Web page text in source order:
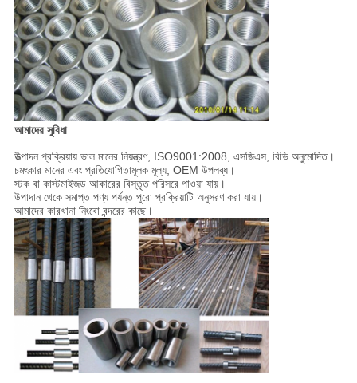
আমাদের সুবিধা
উত্পাদন প্রক্রিয়ায় ভাল মানের নিয়ন্ত্রণ, ISO9001:2008, এসজিএস, বিভি অনুমোদিত।
চমৎকার মানের এবং প্রতিযোগিতামূলক মূল্য, OEM উপলব্ধ।
স্টক বা কাস্টমাইজড আকারের বিস্তৃত পরিসরে পাওয়া যায়।
উপাদান থেকে সমাপ্ত পণ্য পর্যন্ত পুরো প্রক্রিয়াটি অনুসরণ করা যায়।
আমাদের কারখানা নিংবো বন্দরের কাছে।